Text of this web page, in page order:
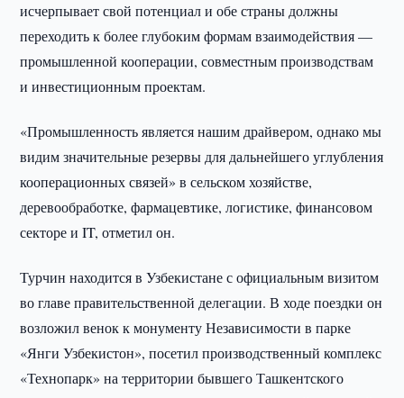
исчерпывает свой потенциал и обе страны должны
переходить к более глубоким формам взаимодействия —
промышленной кооперации, совместным производствам
и инвестиционным проектам.
«Промышленность является нашим драйвером, однако мы
видим значительные резервы для дальнейшего углубления
кооперационных связей» в сельском хозяйстве,
деревообработке, фармацевтике, логистике, финансовом
секторе и IT, отметил он.
Турчин находится в Узбекистане с официальным визитом
во главе правительственной делегации. В ходе поездки он
возложил венок к монументу Независимости в парке
«Янги Узбекистон», посетил производственный комплекс
«Техно­парк» на территории бывшего Ташкентского